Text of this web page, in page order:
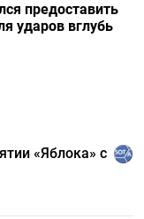
предоставить
ударов вглубь